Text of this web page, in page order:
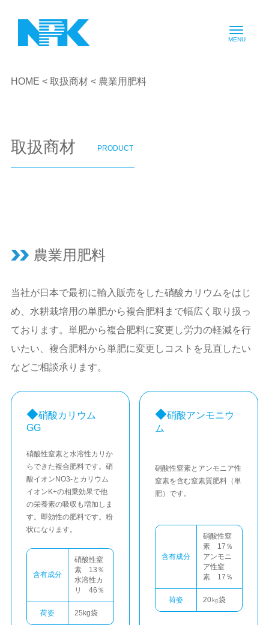
HOME < 取扱商材< 農業用肥料
取扱商材 PRODUCT
農業用肥料
当社が日本で最初に輸入販売をした硝酸カリウムをはじ
め、水耕栽培用の単肥から複合肥料まで幅広く取り扱っ
ております。単肥から複合肥料に変更し労力の軽減を行
いたい、複合肥料から単肥に変更しコストを見直したい
などご相談承ります。
硝酸カリウム
GG
硝酸性窒素と水溶性カリか
らできた複合肥料です。硝
酸イオンNO3-とカリウム
イオンK+の相乗効果で他
の栄養素の吸収も増加しま
す。即効性の肥料です。粉
状になります。
含有成分
硝酸性窒
素 13％
水溶性カ
リ 46％
荷姿 25kg袋
硝酸アンモニウ
ム
硝酸性窒素とアンモニア性
窒素を含む窒素質肥料（単
肥）です。
含有成分
硝酸性窒
素 17％
アンモニ
ア性窒
素 17％
荷姿 20㎏袋